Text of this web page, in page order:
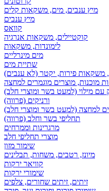
מיץ ענבים, מים, משקאות קלים
מיץ ענבים
קוואס
קוקטיילים, משקאות אנרגיה
לימונדות, משקאות
מים מינרליים
שתיית מים
משקאות פירות, יקטר (לא ענבים)
מוכנות, מוצרים מוגמרים למחצה
עם מילוי (למעט בשר ומוצרי חלב)
ורניקים (פרווה)
למחצה (למעט בשר ומוצרי חלב)
תחליפי בשר וחלב (פרווה)
מרגרינות וממרחים
מוצרי תחליפי חלב
שימור מזון
מיונז, רטבים, משחות, תבלינים
קוויאר ירקות
שימורי ירקות
זיתים, זיתים שחורים, צלפים